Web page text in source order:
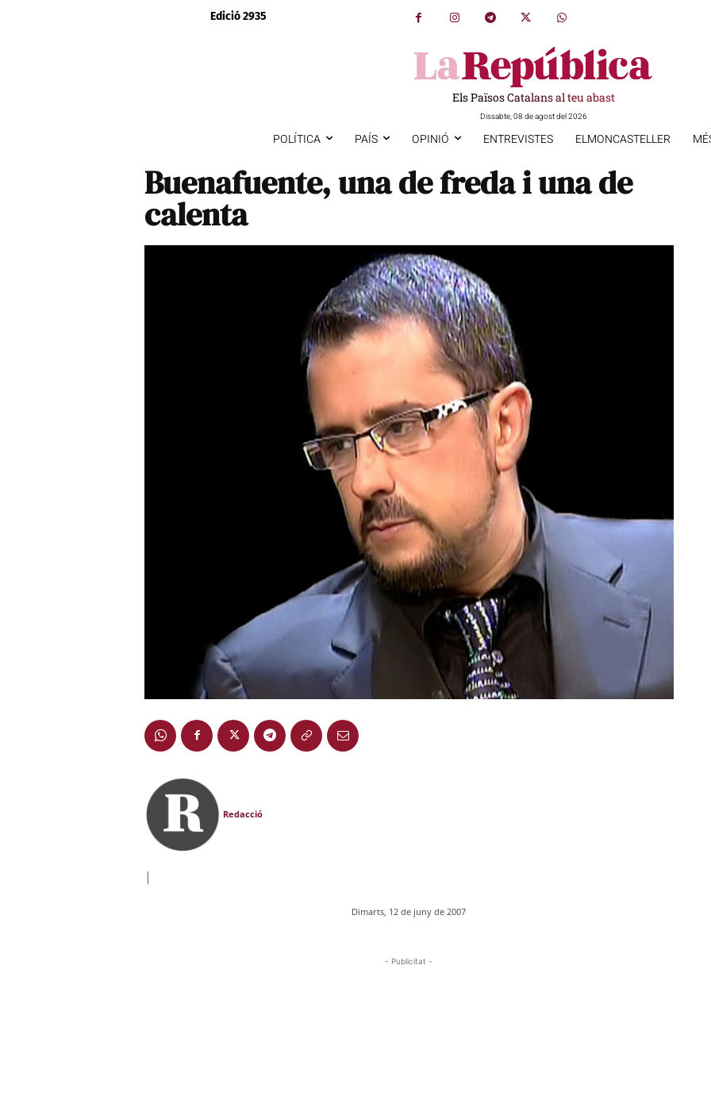
Edició 2935
Els Països Catalans al teu abast
Dissabte, 08 de agost del 2026
POLÍTICA PAÍS OPINIÓ ENTREVISTES ELMONCASTELLER
Buenafuente, una de freda i una de
calenta
Redacció
|
Dimarts, 12 de juny de 2007
- Publicitat -